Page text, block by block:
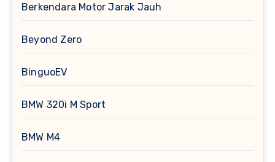
Berkendara Motor Jarak Jauh
Beyond Zero
BinguoEV
BMW 320i M Sport
BMW M4